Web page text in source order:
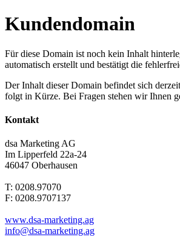
Kundendomain
Für diese Domain ist noch kein Inhalt
automatisch erstellt und bestätigt die
Der Inhalt dieser Domain befindet sich
folgt in Kürze. Bei Fragen stehen wir Ihnen
Kontakt
dsa Marketing AG
Im Lipperfeld 22a-24
46047 Oberhausen
T: 0208.97070
F: 0208.9707137
www.dsa-marketing.ag
info@dsa-marketing.ag